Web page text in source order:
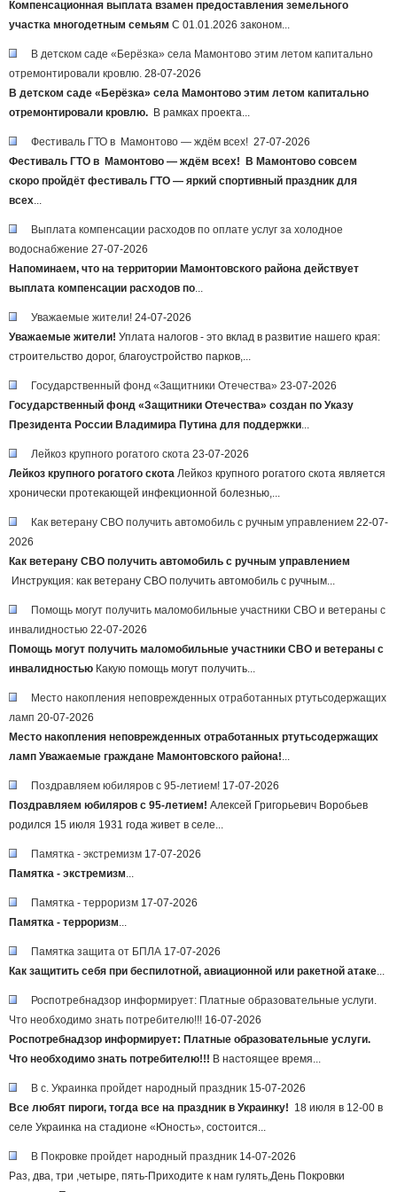
Компенсационная выплата взамен предоставления земельного
участка многодетным семьям С 01.01.2026 законом...
В детском саде «Берёзка» села Мамонтово этим летом капитально
отремонтировали кровлю. 28-07-2026
В детском саде «Берёзка» села Мамонтово этим летом капитально
отремонтировали кровлю. ⁣ В рамках проекта...
Фестиваль ГТО в Мамонтово — ждём всех! 27-07-2026
Фестиваль ГТО в Мамонтово — ждём всех!
В Мамонтово совсем
скоро пройдёт фестиваль ГТО — яркий спортивный праздник для
всех...
Выплата компенсации расходов по оплате услуг за холодное
водоснабжение 27-07-2026
Напоминаем, что на территории Мамонтовского района действует
выплата компенсации расходов по...
Уважаемые жители! 24-07-2026
Уважаемые жители! Уплата налогов - это вклад в развитие нашего края:
строительство дорог, благоустройство парков,...
Государственный фонд «Защитники Отечества» 23-07-2026
Государственный фонд «Защитники Отечества» создан по Указу
Президента России Владимира Путина для поддержки...
Лейкоз крупного рогатого скота 23-07-2026
Лейкоз крупного рогатого скота Лейкоз крупного рогатого скота является
хронически протекающей инфекционной болезнью,...
Как ветерану СВО получить автомобиль с ручным управлением 22-07-
2026
Как ветерану СВО получить автомобиль с ручным управлением
Инструкция: как ветерану СВО получить автомобиль с ручным...
Помощь могут получить маломобильные участники СВО и ветераны с
инвалидностью 22-07-2026
Помощь могут получить маломобильные участники СВО и ветераны с
инвалидностью Какую помощь могут получить...
Место накопления неповрежденных отработанных ртутьсодержащих
ламп 20-07-2026
Место накопления неповрежденных отработанных ртутьсодержащих
ламп Уважаемые граждане Мамонтовского района!...
Поздравляем юбиляров с 95-летием! 17-07-2026
Поздравляем юбиляров с 95-летием! Алексей Григорьевич Воробьев
родился 15 июля 1931 года живет в селе...
Памятка - экстремизм 17-07-2026
Памятка - экстремизм...
Памятка - терроризм 17-07-2026
Памятка - терроризм...
Памятка защита от БПЛА 17-07-2026
Как защитить себя при беспилотной, авиационной или ракетной атаке...
Роспотребнадзор информирует: Платные образовательные услуги.
Что необходимо знать потребителю!!! 16-07-2026
Роспотребнадзор информирует: Платные образовательные услуги.
Что необходимо знать потребителю!!! В настоящее время...
В с. Украинка пройдет народный праздник 15-07-2026
Все любят пироги, тогда все на праздник в Украинку! ⁣ 18 июля в 12-00 в
селе Украинка на стадионе «Юность», состоится...
В Покровке пройдет народный праздник 14-07-2026
Раз, два, три ,четыре, пять-Приходите к нам гулять,День Покровки